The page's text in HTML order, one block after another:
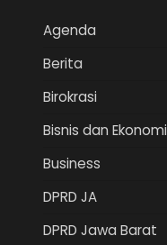
Agenda
Berita
Birokrasi
Bisnis dan Ekonomi
Business
DPRD JA
DPRD Jawa Barat